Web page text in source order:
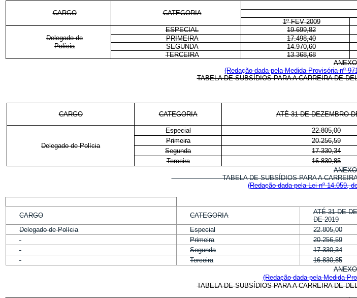
CARGO
CATEGORIA
1º FEV 2009
ESPECIAL
19.699,82
Delegado de
PRIMEIRA 17.498,40
Polícia
SEGUNDA 14.970,60
TERCEIRA
13.368,68
(Redação dada pelaMedida Provisória nº
TABELA DE SUBSÍDIOS PARA A CARREIRA DE
CARGO CATEGORIA ATÉ 31 DE DEZEMBRO
Delegado de Polícia
Especial 22.805,00
Primeira
20.256,59
Segunda
17.330,34
Terceira
16.830,85
TABELA DE SUBSÍDIOS PARA A CARREIRA DE
(Redação dada pela Lei nº 14.059,
CARGO CATEGORIA
ATÉ 31 DE
DE 2019
Delegado de Polícia
Especial 22.805,00
Primeira
20.256,59
Segunda
17.330,34
Terceira
16.830,85
(Redação dada pela Medida
TABELA DE SUBSÍDIOS PARA A CARREIRA DE